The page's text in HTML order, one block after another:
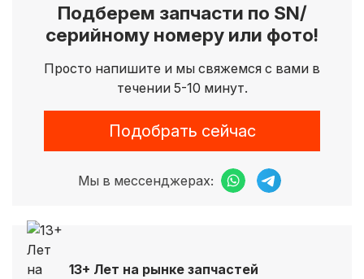
Подберем запчасти по SN/
серийному номеру или фото!
Просто напишите и мы свяжемся с вами в
течении 5-10 минут.
Подобрать сейчас
Мы в мессенджерах:
13+ Лет на рынке запчастей